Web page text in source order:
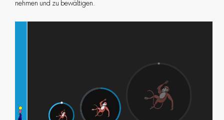
nehmen und zu bewältigen.